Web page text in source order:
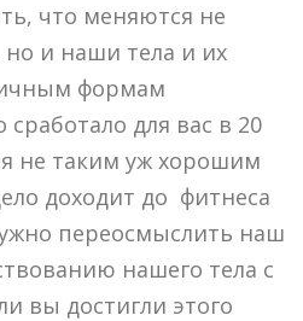
что меняются не
и наши тела и их
формам
для вас в 20
не таким уж хорошим
доходит до фитнеса
переосмыслить наш
нашего тела с
вы достигли этого